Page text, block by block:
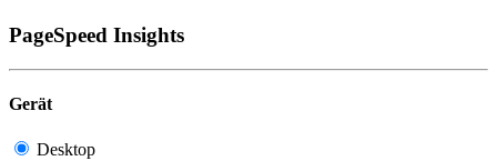
PageSpeed Insights
Gerät
Desktop